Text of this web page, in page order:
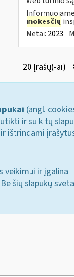
mokesčių
Metai: 2023
20 Įrašų(-ai)
(angl.
ir su kitų
ištrindami
veikimui ir įgalina
šių slapukų